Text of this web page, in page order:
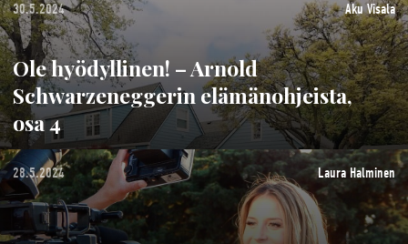
30.5.2024 Aku Visala
Ole hyödyllinen! – Arnold
Schwarzeneggerin elämänohjeista,
osa 4
28.5.2024 Laura Halminen